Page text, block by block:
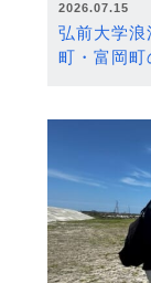
2026.07.15
弘前大学
町・富岡町